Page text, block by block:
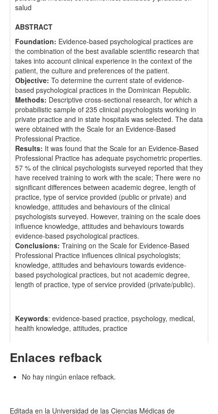
salud
ABSTRACT
Foundation: Evidence-based psychological practices are
the combination of the best available scientific research that
takes into account clinical experience in the context of the
patient, the culture and preferences of the patient.
Objective: To determine the current state of evidence-
based psychological practices in the Dominican Republic.
Methods: Descriptive cross-sectional research, for which a
probabilistic sample of 235 clinical psychologists working in
private practice and in state hospitals was selected. The data
were obtained with the Scale for an Evidence-Based
Professional Practice.
Results: It was found that the Scale for an Evidence-Based
Professional Practice has adequate psychometric properties.
57 % of the clinical psychologists surveyed reported that they
have received training to work with the scale; There were no
significant differences between academic degree, length of
practice, type of service provided (public or private) and
knowledge, attitudes and behaviours of the clinical
psychologists surveyed. However, training on the scale does
influence knowledge, attitudes and behaviours towards
evidence-based psychological practices.
Conclusions: Training on the Scale for Evidence-Based
Professional Practice influences clinical psychologists;
knowledge, attitudes and behaviours towards evidence-
based psychological practices, but not academic degree,
length of practice, type of service provided (private/public).
Keywords: evidence-based practice, psychology, medical,
health knowledge, attitudes, practice
Enlaces refback
No hay ningún enlace refback.
Editada en la Universidad de las Ciencias Médicas de